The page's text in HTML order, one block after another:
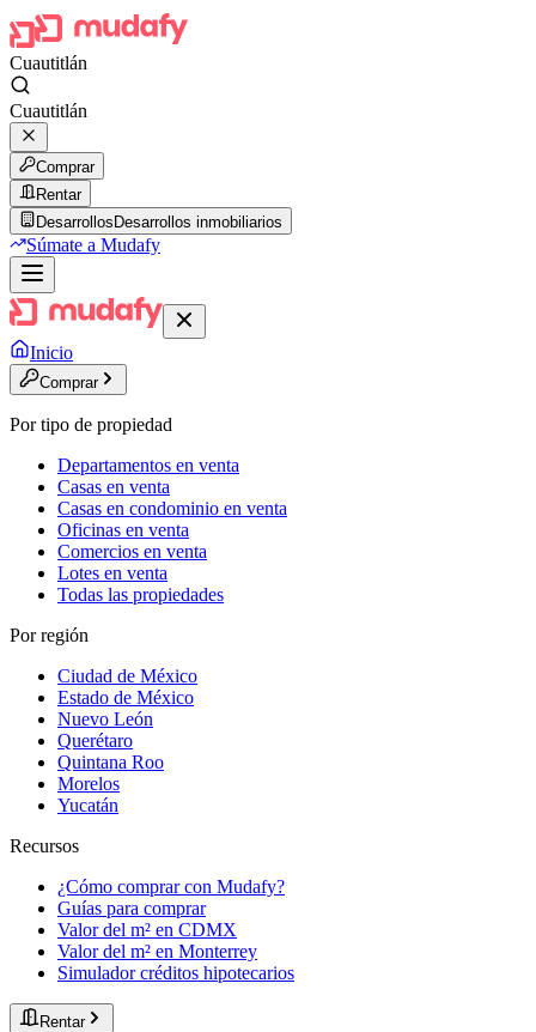
Cuautitlán
Cuautitlán
Comprar
Rentar
Desarrollos Desarrollos inmobiliarios
Súmate a Mudafy
Inicio
Comprar
Por tipo de propiedad
Departamentos en venta
Casas en venta
Casas en condominio en venta
Oficinas en venta
Comercios en venta
Lotes en venta
Todas las propiedades
Por región
Ciudad de México
Estado de México
Nuevo León
Querétaro
Quintana Roo
Morelos
Yucatán
Recursos
¿Cómo comprar con Mudafy?
Guías para comprar
Valor del m² en CDMX
Valor del m² en Monterrey
Simulador créditos hipotecarios
Rentar